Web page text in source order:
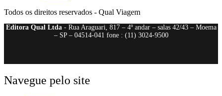
Todos os direitos reservados - Qual Viagem
Editora Qual Ltda- Rua Araguari, 817 – 4º andar – salas 42/43 – Moema
– SP – 04514-041 fone : (11) 3024-9500
Navegue pelo site